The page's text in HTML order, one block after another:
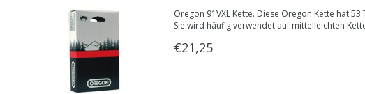
Oregon 91VXL Kette. Diese Oregon Kette hat
Sie wird häufig verwendet auf mittelleichten
€21,25